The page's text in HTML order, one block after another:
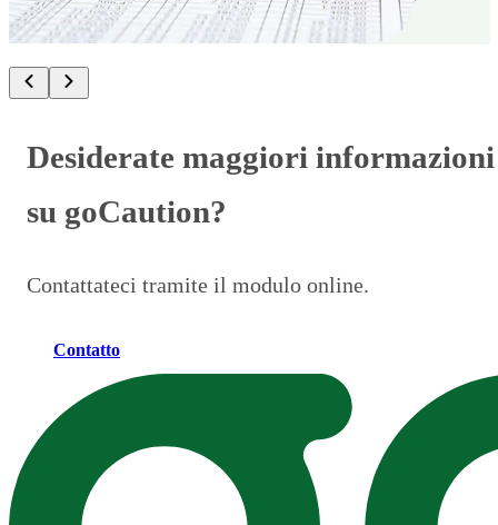
controversia. Questo articolo fa chiarezza.
Desiderate maggiori informazioni
su goCaution?
Contattateci tramite il modulo online.
Contatto